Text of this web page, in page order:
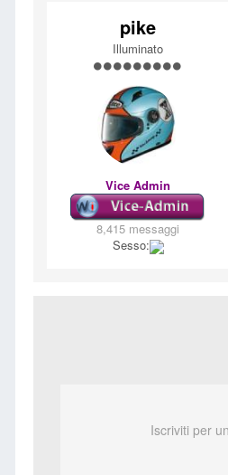
pike
Illuminato
Vice Admin
8,415 messaggi
Sesso:
Iscriviti per